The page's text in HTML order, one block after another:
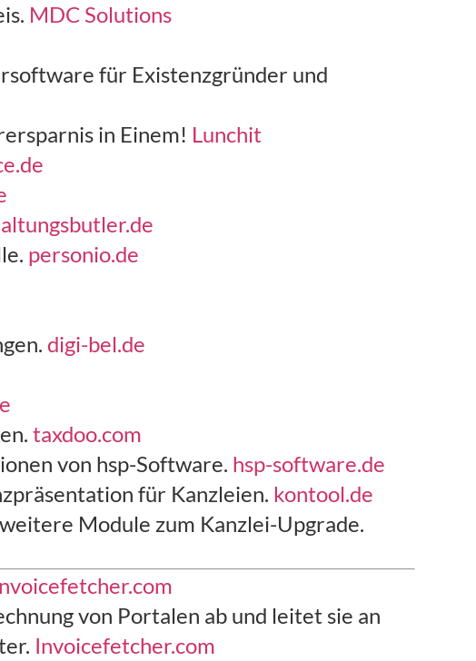
MDC Solutions
für Existenzgründer und
in Einem! Lunchit
personio.de
digi-bel.de
taxdoo.com
von hsp-Software. hsp-software.de
für Kanzleien. kontool.de
Module zum Kanzlei-Upgrade.
von Portalen ab und leitet sie an
Invoicefetcher.com